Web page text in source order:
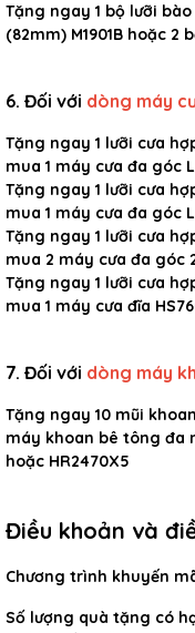
Tặng ngay 1 bộ lưỡi
(82mm) M1901B hoặc 2
6. Đối với dòng máy
Tặng ngay 1 lưỡi cưa
mua 1 máy cưa đa góc
Tặng ngay 1 lưỡi cưa
mua 1 máy cưa đa góc
Tặng ngay 1 lưỡi cưa
mua 2 máy cưa đa góc
Tặng ngay 1 lưỡi cưa
mua 1 máy cưa đĩa
7. Đối với dòng máy
Tặng ngay 10 mũi
máy khoan bê tông đa
hoặc HR2470X5
Điều khoản và
Chương trình khuyến
Số lượng quà tặng có